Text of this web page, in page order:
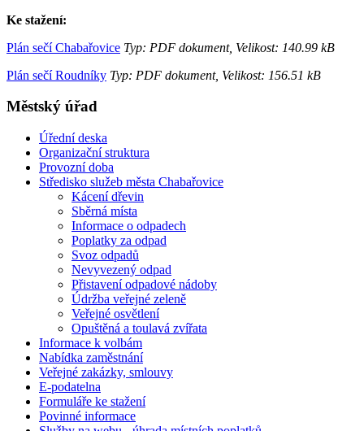
Ke stažení:
Plán sečí Chabařovice Typ: PDF dokument, Velikost: 140.99 kB
Plán sečí Roudníky Typ: PDF dokument, Velikost: 156.51 kB
Městský úřad
Úřední deska
Organizační struktura
Provozní doba
Středisko služeb města Chabařovice
Kácení dřevin
Sběrná místa
Informace o odpadech
Poplatky za odpad
Svoz odpadů
Nevyvezený odpad
Přistavení odpadové nádoby
Údržba veřejné zeleně
Veřejné osvětlení
Opuštěná a toulavá zvířata
Informace k volbám
Nabídka zaměstnání
Veřejné zakázky, smlouvy
E-podatelna
Formuláře ke stažení
Povinné informace